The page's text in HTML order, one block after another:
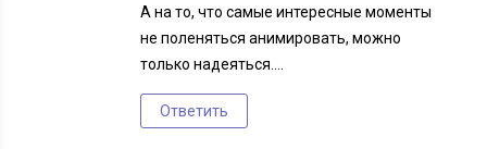
А на то, что самые интересные моменты
не поленяться анимировать, можно
только надеяться….
Ответить